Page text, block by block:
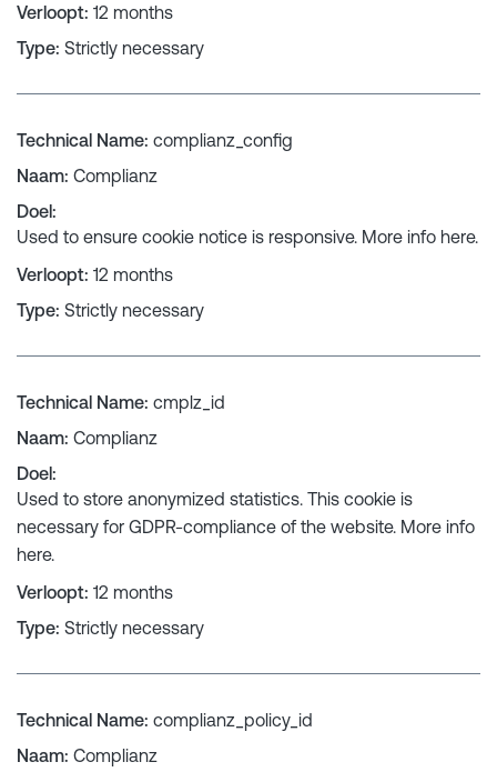
Verloopt: 12 months
Type: Strictly necessary
Technical Name: complianz_config
Naam: Complianz
Doel:
Used to ensure cookie notice is responsive. More info here.
Verloopt: 12 months
Type: Strictly necessary
Technical Name: cmplz_id
Naam: Complianz
Doel:
Used to store anonymized statistics. This cookie is
necessary for GDPR-compliance of the website. More info
here.
Verloopt: 12 months
Type: Strictly necessary
Technical Name: complianz_policy_id
Naam: Complianz